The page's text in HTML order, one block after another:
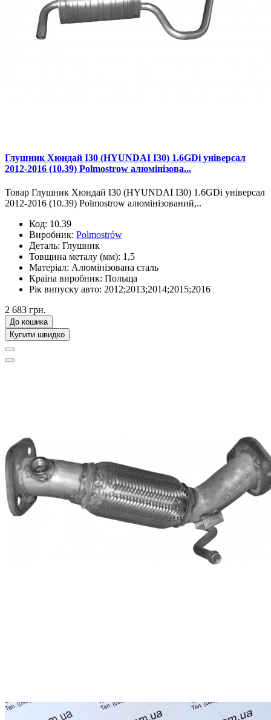
Глушник Хюндай І30 (HYUNDAI I30) 1.6GDi універсал
2012-2016 (10.39) Polmostrow алюмінізова...
Товар Глушник Хюндай І30 (HYUNDAI I30) 1.6GDi універсал
2012-2016 (10.39) Polmostrow алюмінізований,..
Код: 10.39
Виробник: Polmostrów
Деталь: Глушник
Товщина металу (мм): 1,5
Матеріал: Алюмінізована сталь
Країна виробник: Польща
Рік випуску авто: 2012;2013;2014;2015;2016
2 683 грн.
До кошика
Купити швидко